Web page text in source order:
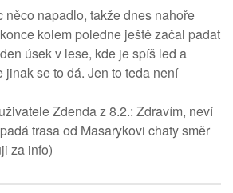
něco napadlo, takže dnes nahoře
kolem poledne ještě začal padat
úsek v lese, kde je spíš led a
jinak se to dá. Jen to teda není
Zdenda z 8.2.: Zdravím, neví
trasa od Masarykovi chaty směr
za info)